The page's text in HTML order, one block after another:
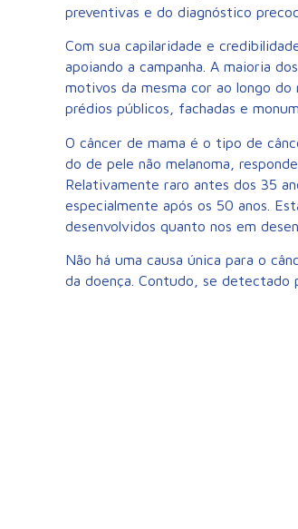
preventivas e do diagnóstico
Com sua capilaridade e
apoiando a campanha. A maioria
motivos da mesma cor ao longo
prédios públicos, fachadas e
O câncer de mama é o tipo de
do de pele não melanoma,
Relativamente raro antes dos 35
especialmente após os 50 anos.
desenvolvidos quanto nos em
Não há uma causa única para o
da doença. Contudo, se detectado